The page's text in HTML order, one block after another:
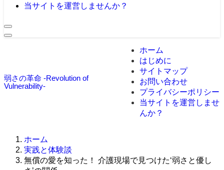
当サイトを運営しませんか？
弱さの革命 -Revolution of
Vulnerability-
ホーム
はじめに
サイトマップ
お問い合わせ
プライバシーポリシー
当サイトを運営しませ
んか？
ホーム
実践と体験談
無償の愛を知った！ 介護現場で見つけた‘弱さと優し